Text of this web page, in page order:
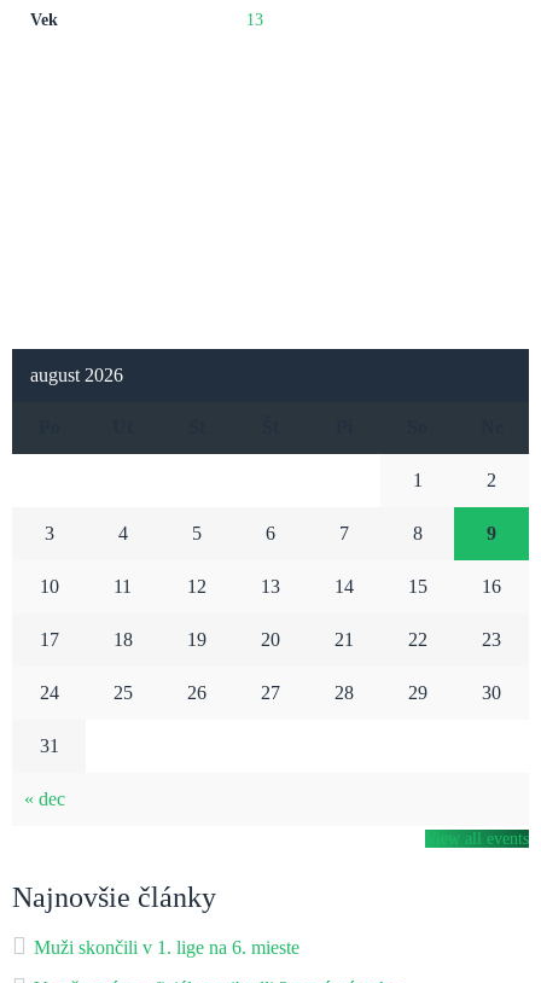
Vek 13
august 2026
« dec
1 2
3 4 5 6 7 8 9
10 11 12 13 14 15 16
17 18 19 20 21 22 23
24 25 26 27 28 29 30
31
View all events
Najnovšie články
Muži skončili v 1. lige na 6. mieste